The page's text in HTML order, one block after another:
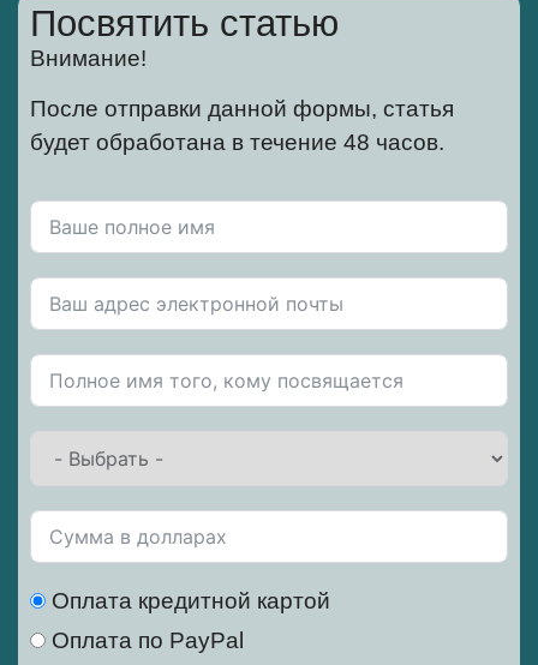
Посвятить статью
Внимание!
После отправки данной формы, статья
будет обработана в течение 48 часов.
Оплата кредитной картой
Оплата по PayPal